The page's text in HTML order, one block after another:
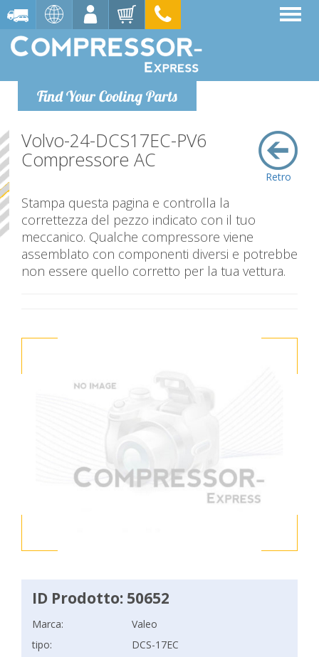
Find Your Cooling Parts
Retro
Volvo-24-DCS17EC-PV6
Compressore AC
Stampa questa pagina e controlla la
correttezza del pezzo indicato con il tuo
meccanico. Qualche compressore viene
assemblato con componenti diversi e potrebbe
non essere quello corretto per la tua vettura.
ID Prodotto: 50652
Marca:
Valeo
tipo:
DCS-17EC